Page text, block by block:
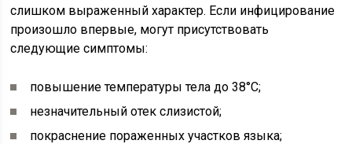
слишком выраженный характер. Если инфицирование
произошло впервые, могут присутствовать
следующие симптомы:
повышение температуры тела до 38°C;
незначительный отек слизистой;
покраснение пораженных участков языка;